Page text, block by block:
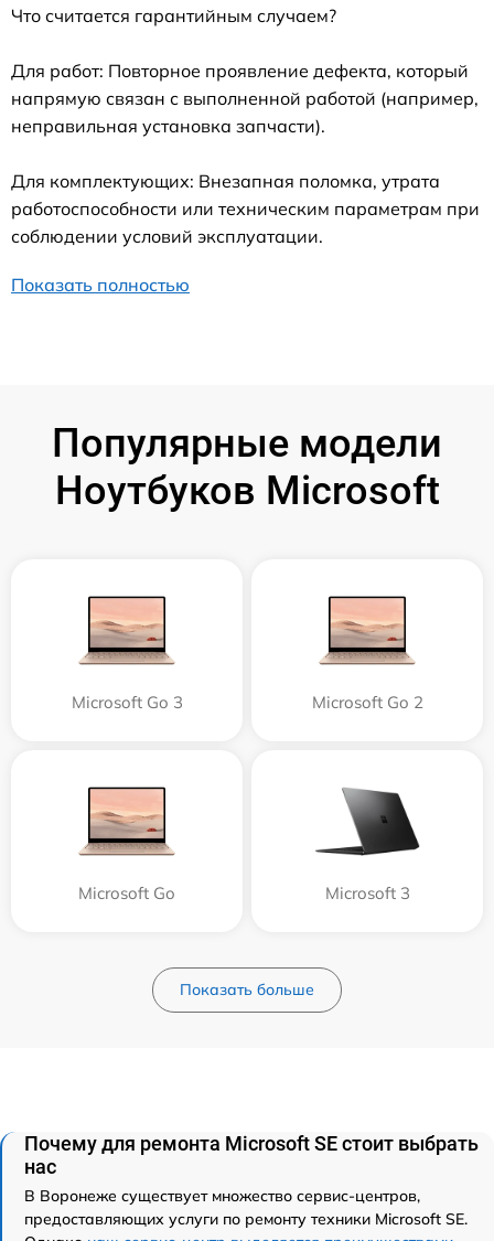
Что считается гарантийным случаем?
Для работ: Повторное проявление дефекта, который
напрямую связан с выполненной работой (например,
неправильная установка запчасти).
Для комплектующих: Внезапная поломка, утрата
работоспособности или техническим параметрам при
соблюдении условий эксплуатации.
Показать полностью
Популярные модели
Ноутбуков Microsoft
Microsoft Go 3 Microsoft Go 2
Microsoft Go Microsoft 3
Показать больше
Почему для ремонта Microsoft SE стоит выбрать
нас
В Воронеже существует множество сервис-центров,
предоставляющих услуги по ремонту техники Microsoft SE.